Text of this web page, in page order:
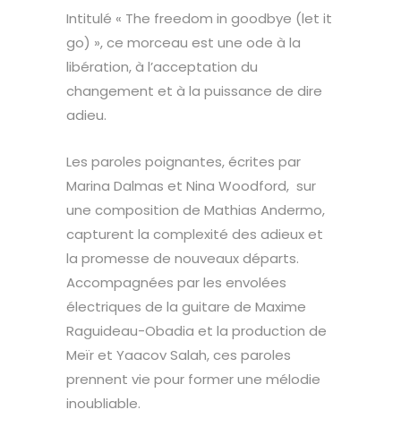
Intitulé « The freedom in goodbye (let it
go) », ce morceau est une ode à la
libération, à l’acceptation du
changement et à la puissance de dire
adieu.
Les paroles poignantes, écrites par
Marina Dalmas et Nina Woodford, sur
une composition de Mathias Andermo,
capturent la complexité des adieux et
la promesse de nouveaux départs.
Accompagnées par les envolées
électriques de la guitare de Maxime
Raguideau-Obadia et la production de
Meïr et Yaacov Salah, ces paroles
prennent vie pour former une mélodie
inoubliable.